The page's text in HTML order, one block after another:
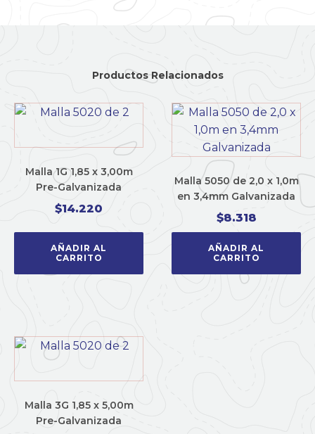
Productos Relacionados
Malla 1G 1,85 x 3,00m
Pre-Galvanizada
$14.220
AÑADIR AL
CARRITO
Malla 5050 de 2,0 x 1,0m
en 3,4mm Galvanizada
$8.318
AÑADIR AL
CARRITO
Malla 3G 1,85 x 5,00m
Pre-Galvanizada